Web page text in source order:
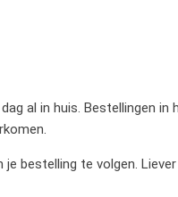
al in huis. Bestellingen in
bestelling te volgen.